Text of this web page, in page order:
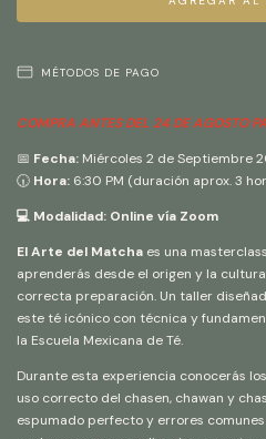
MÉTODOS DE PAGO
COMPRA ANTES DEL 24 DE AGOSTO
📅 Fecha: Miércoles 2 de Septiembre
🕡 Hora: 6:30 PM (duración aprox. 3
💻 Modalidad: Online vía Zoom
El Arte del Matcha es una
aprenderás desde el origen y la
correcta preparación. Un taller
este té icónico con técnica y
la Escuela Mexicana de Té.
Durante esta experiencia conocerás
uso correcto del chasen, chawan y
espumado perfecto y errores